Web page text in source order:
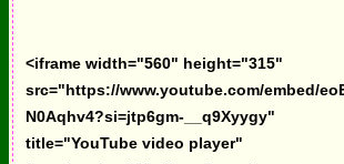
<iframe width="560" height="315"
src="https://www.youtube.com/embed/
N0Aqhv4?si=jtp6gm-__q9Xyygy"
title="YouTube video player"